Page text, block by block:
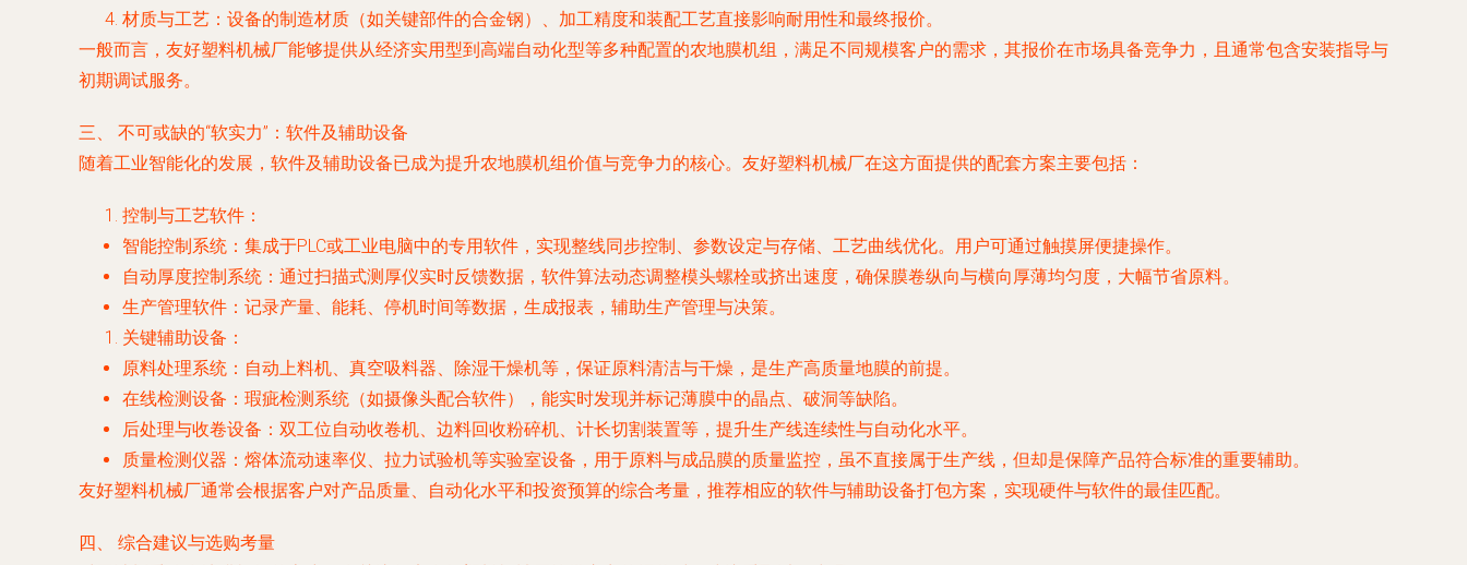
材质与工艺 ：设备的制造材质（如关键部件的合金钢）、加工精度和装配工艺直接影响耐用性和最终报价。
一般而言，友好塑料机械厂能够提供从经济实用型到高端自动化型等多种配置的农地膜机组，满足不同规模客户的需求，其报价在市场具备竞争力，且通常包含安装指导与
初期调试服务。
三、 不可或缺的“软实力”：软件及辅助设备
随着工业智能化的发展，软件及辅助设备已成为提升农地膜机组价值与竞争力的核心。友好塑料机械厂在这方面提供的配套方案主要包括：
控制与工艺软件 ：
智能控制系统 ：集成于PLC或工业电脑中的专用软件，实现整线同步控制、参数设定与存储、工艺曲线优化。用户可通过触摸屏便捷操作。
自动厚度控制系统 ：通过扫描式测厚仪实时反馈数据，软件算法动态调整模头螺栓或挤出速度，确保膜卷纵向与横向厚薄均匀度，大幅节省原料。
生产管理软件 ：记录产量、能耗、停机时间等数据，生成报表，辅助生产管理与决策。
关键辅助设备 ：
原料处理系统 ：自动上料机、真空吸料器、除湿干燥机等，保证原料清洁与干燥，是生产高质量地膜的前提。
在线检测设备 ：瑕疵检测系统（如摄像头配合软件），能实时发现并标记薄膜中的晶点、破洞等缺陷。
后处理与收卷设备 ：双工位自动收卷机、边料回收粉碎机、计长切割装置等，提升生产线连续性与自动化水平。
质量检测仪器 ：熔体流动速率仪、拉力试验机等实验室设备，用于原料与成品膜的质量监控，虽不直接属于生产线，但却是保障产品符合标准的重要辅助。
友好塑料机械厂通常会根据客户对产品质量、自动化水平和投资预算的综合考量，推荐相应的软件与辅助设备打包方案，实现硬件与软件的最佳匹配。
四、 综合建议与选购考量